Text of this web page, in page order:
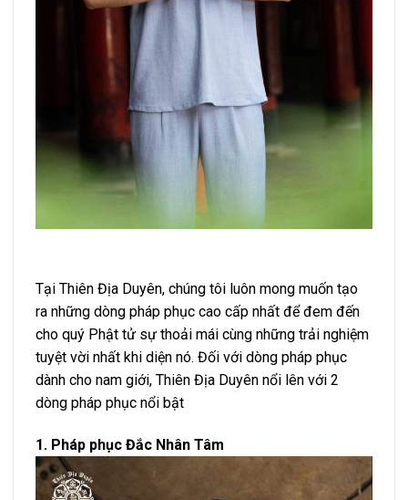
Tại Thiên Địa Duyên, chúng tôi luôn mong muốn tạo
ra những dòng pháp phục cao cấp nhất để đem đến
cho quý Phật tử sự thoải mái cùng những trải nghiệm
tuyệt vời nhất khi diện nó. Đối với dòng pháp phục
dành cho nam giới, Thiên Địa Duyên nổi lên với 2
dòng pháp phục nổi bật
1. Pháp phục Đắc Nhân Tâm